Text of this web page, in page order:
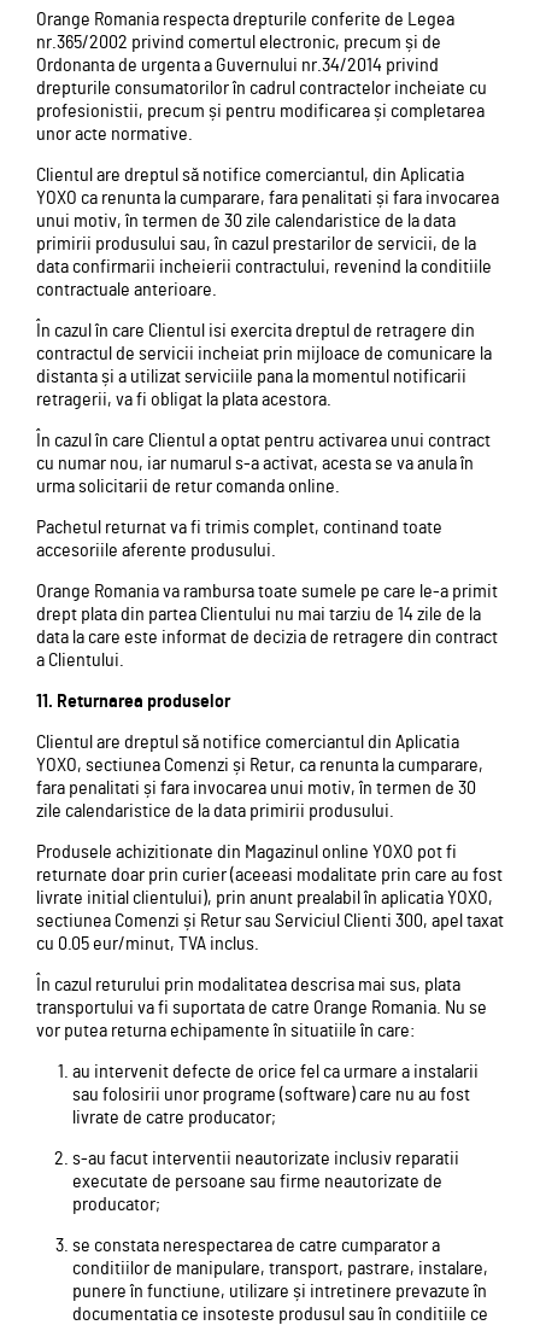
Orange Romania respecta drepturile conferite de Legea
nr.365/2002 privind comertul electronic, precum și de
Ordonanta de urgenta a Guvernului nr.34/2014 privind
drepturile consumatorilor în cadrul contractelor incheiate cu
profesionistii, precum și pentru modificarea și completarea
unor acte normative.
Clientul are dreptul să notifice comerciantul, din Aplicatia
YOXO ca renunta la cumparare, fara penalitati și fara invocarea
unui motiv, în termen de 30 zile calendaristice de la data
primirii produsului sau, în cazul prestarilor de servicii, de la
data confirmarii incheierii contractului, revenind la conditiile
contractuale anterioare.
În cazul în care Clientul isi exercita dreptul de retragere din
contractul de servicii incheiat prin mijloace de comunicare la
distanta și a utilizat serviciile pana la momentul notificarii
retragerii, va fi obligat la plata acestora.
În cazul în care Clientul a optat pentru activarea unui contract
cu numar nou, iar numarul s-a activat, acesta se va anula în
urma solicitarii de retur comanda online.
Pachetul returnat va fi trimis complet, continand toate
accesoriile aferente produsului.
Orange Romania va rambursa toate sumele pe care le-a primit
drept plata din partea Clientului nu mai tarziu de 14 zile de la
data la care este informat de decizia de retragere din contract
a Clientului.
11. Returnarea produselor
Clientul are dreptul să notifice comerciantul din Aplicatia
YOXO, sectiunea Comenzi și Retur, ca renunta la cumparare,
fara penalitati și fara invocarea unui motiv, în termen de 30
zile calendaristice de la data primirii produsului.
Produsele achizitionate din Magazinul online YOXO pot fi
returnate doar prin curier (aceeasi modalitate prin care au fost
livrate initial clientului), prin anunt prealabil în aplicatia YOXO,
sectiunea Comenzi și Retur sau Serviciul Clienti 300, apel taxat
cu 0.05 eur/minut, TVA inclus.
În cazul returului prin modalitatea descrisa mai sus, plata
transportului va fi suportata de catre Orange Romania. Nu se
vor putea returna echipamente în situatiile în care:
au intervenit defecte de orice fel ca urmare a instalarii
sau folosirii unor programe (software) care nu au fost
livrate de catre producator;
s-au facut interventii neautorizate inclusiv reparatii
executate de persoane sau firme neautorizate de
producator;
se constata nerespectarea de catre cumparator a
conditiilor de manipulare, transport, pastrare, instalare,
punere în functiune, utilizare și intretinere prevazute în
documentatia ce insoteste produsul sau în conditiile ce